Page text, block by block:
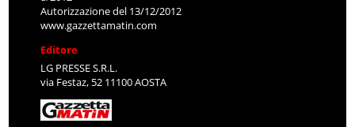
Autorizzazione del 13/12/2012
www.gazzettamatin.com
Editore
LG PRESSE S.R.L.
via Festaz, 52 11100 AOSTA